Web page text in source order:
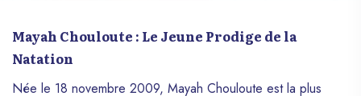
Mayah Chouloute : Le Jeune Prodige de la
Natation
Née le 18 novembre 2009, Mayah Chouloute est la plus